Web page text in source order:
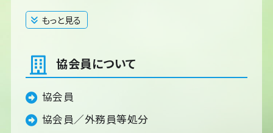
もっと見る
閉じる
協会員について
協会員
協会員／外務員等処分